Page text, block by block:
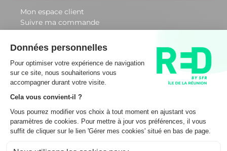
Mon espace client
Suivre ma commande
Activer ma carte SIM
Débloquer ma SIM
Changer de CB
Assistance
REDbySFR Réunion